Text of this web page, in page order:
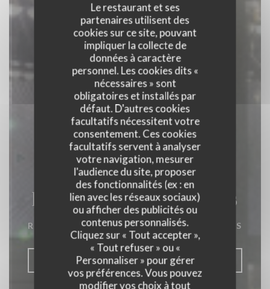
Le restaurant et ses
partenaires utilisent des
cookies sur ce site, pouvant
impliquer la collecte de
données à caractère
personnel. Les cookies dits «
nécessaires » sont
obligatoires et installés par
défaut. D'autres cookies
facultatifs nécessitent votre
consentement. Ces cookies
facultatifs servent à analyser
votre navigation, mesurer
l'audience du site, proposer
des fonctionnalités (ex : en
lien avec les réseaux sociaux)
ou afficher des publicités ou
contenus personnalisés.
Cliquez sur « Tout accepter »,
« Tout refuser » ou «
Personnaliser » pour gérer
vos préférences. Vous pouvez
modifier vos choix à tout
La Closerie des Lilas
RESTAURANT GASTRONOMIQUE PARIS
RÉSERVER